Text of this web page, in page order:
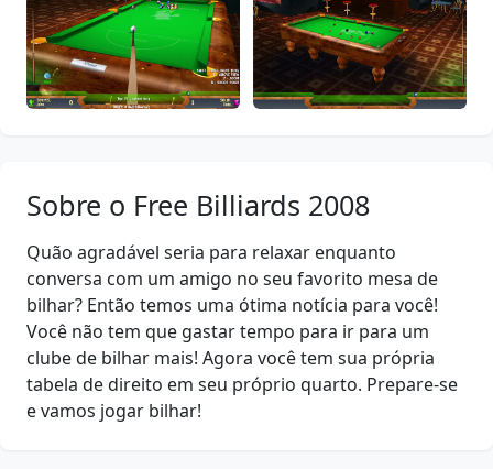
Sobre o Free Billiards 2008
Quão agradável seria para relaxar enquanto
conversa com um amigo no seu favorito mesa de
bilhar? Então temos uma ótima notícia para você!
Você não tem que gastar tempo para ir para um
clube de bilhar mais! Agora você tem sua própria
tabela de direito em seu próprio quarto. Prepare-se
e vamos jogar bilhar!